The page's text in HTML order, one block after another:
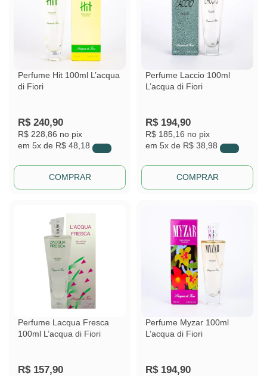
Perfume Hit 100ml L’acqua
di Fiori
R$240,90
R$ 228,86 no pix
em 5x de R$ 48,18
COMPRAR
Perfume Laccio 100ml
L’acqua di Fiori
R$194,90
R$ 185,16 no pix
em 5x de R$ 38,98
COMPRAR
Perfume Lacqua Fresca
100ml L’acqua di Fiori
R$157,90
Perfume Myzar 100ml
L’acqua di Fiori
R$194,90